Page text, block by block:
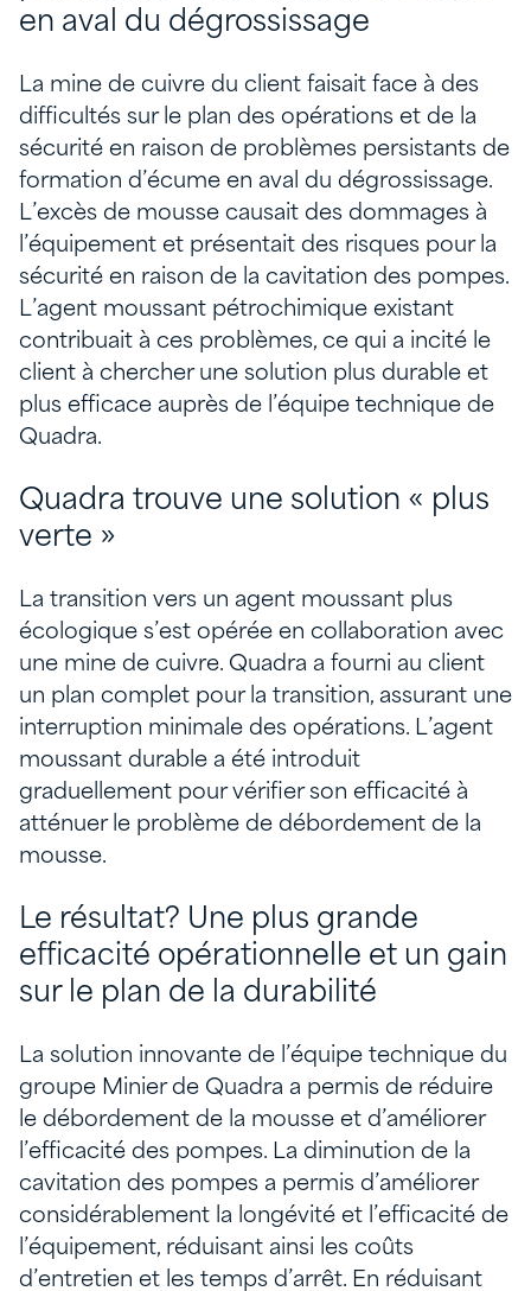
en aval du dégrossissage
La mine de cuivre du client faisait face à des
difficultés sur le plan des opérations et de la
sécurité en raison de problèmes persistants de
formation d’écume en aval du dégrossissage.
L’excès de mousse causait des dommages à
l’équipement et présentait des risques pour la
sécurité en raison de la cavitation des pompes.
L’agent moussant pétrochimique existant
contribuait à ces problèmes, ce qui a incité le
client à chercher une solution plus durable et
plus efficace auprès de l’équipe technique de
Quadra.
Quadra trouve une solution « plus
verte »
La transition vers un agent moussant plus
écologique s’est opérée en collaboration avec
une mine de cuivre. Quadra a fourni au client
un plan complet pour la transition, assurant une
interruption minimale des opérations. L’agent
moussant durable a été introduit
graduellement pour vérifier son efficacité à
atténuer le problème de débordement de la
mousse.
Le résultat? Une plus grande
efficacité opérationnelle et un gain
sur le plan de la durabilité
La solution innovante de l’équipe technique du
groupe Minier de Quadra a permis de réduire
le débordement de la mousse et d’améliorer
l’efficacité des pompes. La diminution de la
cavitation des pompes a permis d’améliorer
considérablement la longévité et l’efficacité de
l’équipement, réduisant ainsi les coûts
d’entretien et les temps d’arrêt. En réduisant